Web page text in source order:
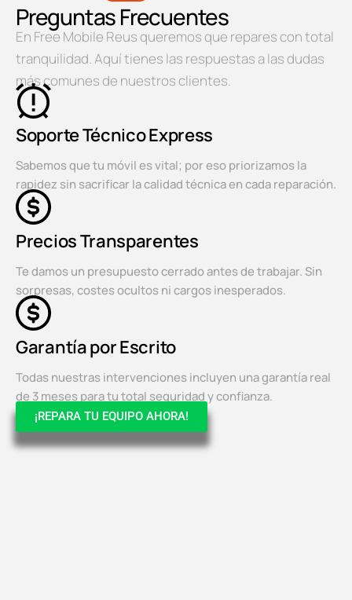
Preguntas Frecuentes
En Free Mobile Reus queremos que repares con total
tranquilidad. Aquí tienes las respuestas a las dudas
más comunes de nuestros clientes.
Soporte Técnico Express
Sabemos que tu móvil es vital; por eso priorizamos la
rapidez sin sacrificar la calidad técnica en cada reparación.
Precios Transparentes
Te damos un presupuesto cerrado antes de trabajar. Sin
sorpresas, costes ocultos ni cargos inesperados.
Garantía por Escrito
Todas nuestras intervenciones incluyen una garantía real
de 3 meses para tu total seguridad y confianza.
¡REPARA TU EQUIPO AHORA!